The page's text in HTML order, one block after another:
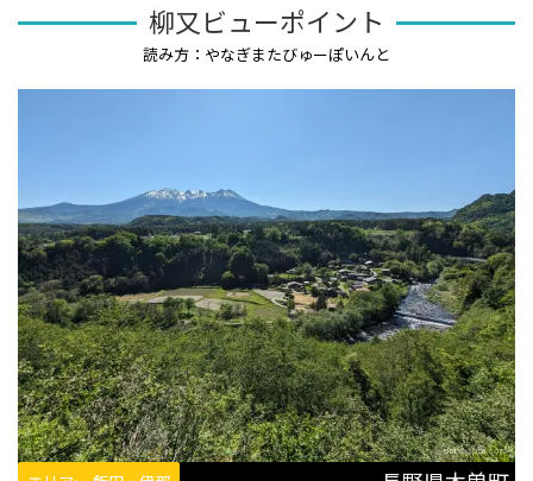
柳又ビューポイント
読み方：やなぎまたびゅーぽいんと